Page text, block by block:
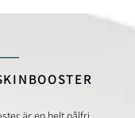
BOOSTER